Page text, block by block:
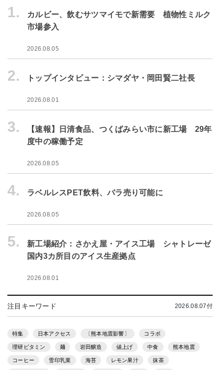
1.
カルビー、飲むサツマイモで新需要 植物性ミルク
市場参入
2026.08.05
2. トップインタビュー：シマダヤ・岡田賢二社長
2026.08.01
3.
【速報】日清食品、つくばみらい市に新工場 29年
度中の稼働予定
2026.08.05
4. ラベルレスPET飲料、バラ売り可能に
2026.08.05
5.
新工場紹介：さかえ屋・アイス工場 シャトレーゼ
国内3カ所目のアイス生産拠点
2026.08.01
注目キーワード 2026.08.07付
特集 日本アクセス 〔熊本地震影響〕 コラボ
理研ビタミン 麺 岩田醸造 値上げ 中食 熊本地震
コーヒー 雪印乳業 海苔 レモン果汁 抹茶